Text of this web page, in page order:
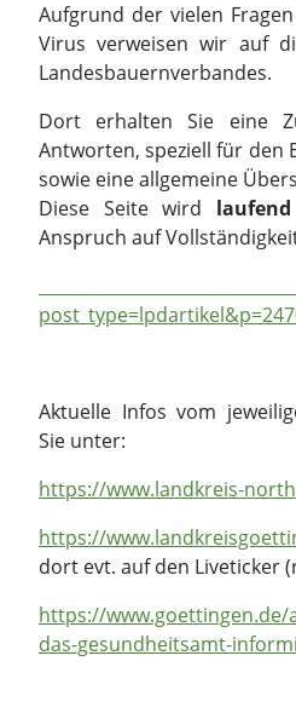
Aufgrund der vielen
Virus verweisen wir auf
Landesbauernverbandes.
Dort erhalten Sie eine
Antworten, speziell für den
sowie eine allgemeine
Diese Seite wird
Anspruch auf
https://
Aktuelle Infos vom
Sie unter:
https://www.landkreis-
https://
dort evt. auf den Liveticker
https://
das-gesundheitsamt-